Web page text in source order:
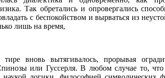
Так обретались и опровергались
с беспокойством и вырваться из
лишь на время,
вновь вытягивалось, прорывая
или Гуссерля. В любом случае то, что